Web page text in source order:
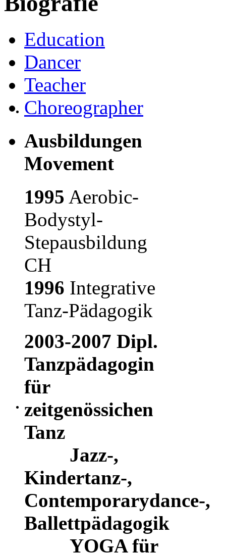
Education
Dancer
Teacher
Choreographer
Ausbildungen
Movement
1995 Aerobic-
Bodystyl-
Stepausbildung
CH
1996 Integrative
Tanz-Pädagogik
2003-2007 Dipl.
Tanzpädagogin
für
zeitgenössichen
Tanz
Jazz-,
Kindertanz-,
Contemporarydance-,
Ballettpädagogik
YOGA für